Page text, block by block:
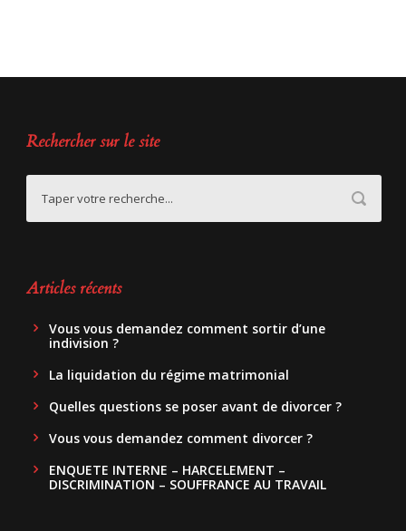
Rechercher sur le site
Articles récents
Vous vous demandez comment sortir d’une
indivision ?
La liquidation du régime matrimonial
Quelles questions se poser avant de divorcer ?
Vous vous demandez comment divorcer ?
ENQUETE INTERNE – HARCELEMENT –
DISCRIMINATION – SOUFFRANCE AU TRAVAIL